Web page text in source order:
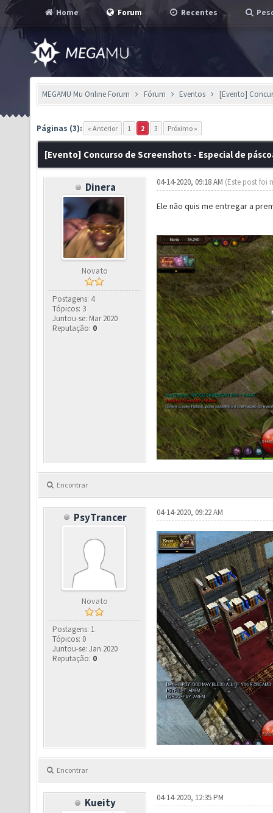
Home Forum Recentes
MEGAMU Mu Online Forum Fórum Eventos [Evento]
Páginas (3): « Anterior 1 2 3 Próximo »
[Evento] Concurso de Screenshots - Especial de
Dinera
Novato
Postagens: 4
Tópicos: 3
Juntou-se: Mar 2020
Reputação: 0
04-14-2020, 09:18 AM (Este post foi
Ele não quis me entregar a
Encontrar
PsyTrancer
Novato
Postagens: 1
Tópicos: 0
Juntou-se: Jan 2020
Reputação: 0
04-14-2020, 09:22 AM
Encontrar
Kueity 04-14-2020, 12:35 PM